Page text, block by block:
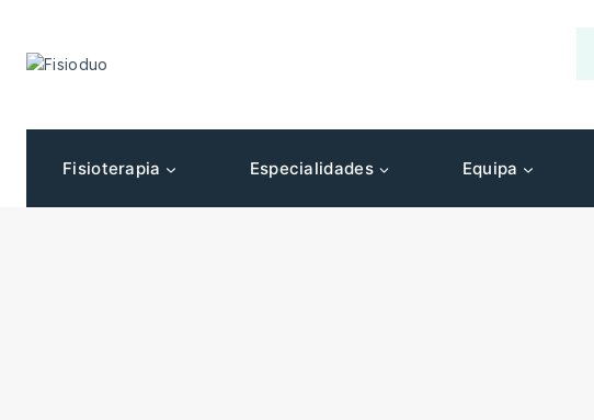
Fisioterapia Especialidades Equipa